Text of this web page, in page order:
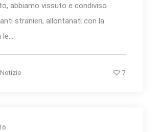
abbiamo vissuto e condiviso
stranieri, allontanati con la
7